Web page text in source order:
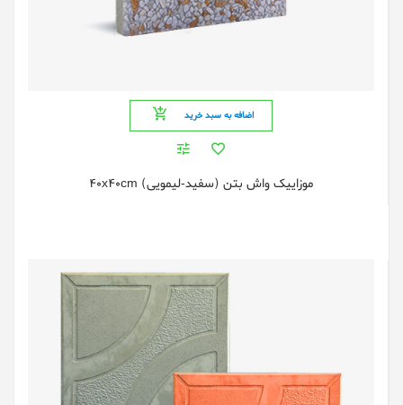
اضافه به سبد خرید
موزایيک واش بتن (سفید-لیمویی) 40x40cm